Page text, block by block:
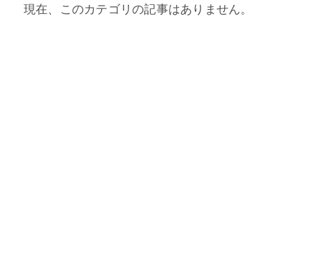
現在、このカテゴリの記事はありません。